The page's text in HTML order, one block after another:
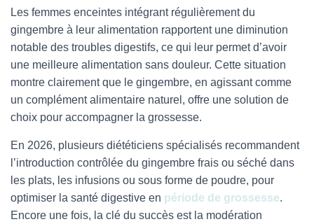
Les femmes enceintes intégrant régulièrement du
gingembre à leur alimentation rapportent une diminution
notable des troubles digestifs, ce qui leur permet d’avoir
une meilleure alimentation sans douleur. Cette situation
montre clairement que le gingembre, en agissant comme
un complément alimentaire naturel, offre une solution de
choix pour accompagner la grossesse.
En 2026, plusieurs diététiciens spécialisés recommandent
l’introduction contrôlée du gingembre frais ou séché dans
les plats, les infusions ou sous forme de poudre, pour
optimiser la santé digestive en période de grossesse.
Encore une fois, la clé du succès est la modération